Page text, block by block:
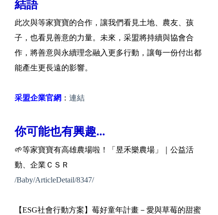
結語
此次與等家寶寶的合作，讓我們看見土地、農友、孩
子，也看見善意的力量。未來，采盟將持續與協會合
作，將善意與永續理念融入更多行動，讓每一份付出都
能產生更長遠的影響。
采盟企業官網 ： 連結
你可能也有興趣...
🌱等家寶寶有高雄農場啦！「昱禾樂農場」｜公益活
動、企業ＣＳＲ
/Baby/ArticleDetail/8347/
【ESG社會行動方案】莓好童年計畫－愛與草莓的甜蜜